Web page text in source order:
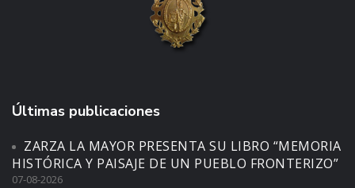
Últimas publicaciones
ZARZA LA MAYOR PRESENTA SU LIBRO “MEMORIA
HISTÓRICA Y PAISAJE DE UN PUEBLO FRONTERIZO”
07-08-2026